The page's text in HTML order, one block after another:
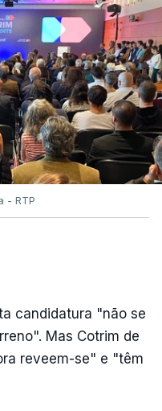
- RTP
candidatura "não se
Mas Cotrim de
reveem-se" e "têm